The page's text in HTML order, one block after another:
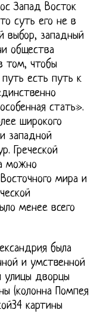
Запад Восток
суть его не в
выбор, западный
общества
том, чтобы
есть путь к
стать».
широкого
западной
Греческой
можно
мира и
менее всего
была
и умственной
улицы дворцы
(колонна Помпея
картины